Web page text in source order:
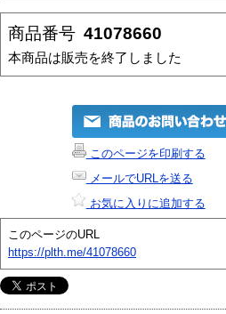
商品番号 41078660
本商品は販売を終了しました
このページを印刷する
メールでURLを送る
お気に入りに追加する
このページのURL
https://plth.me/41078660